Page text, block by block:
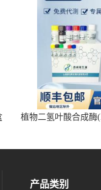
植物二氢叶酸合成酶
产品类别